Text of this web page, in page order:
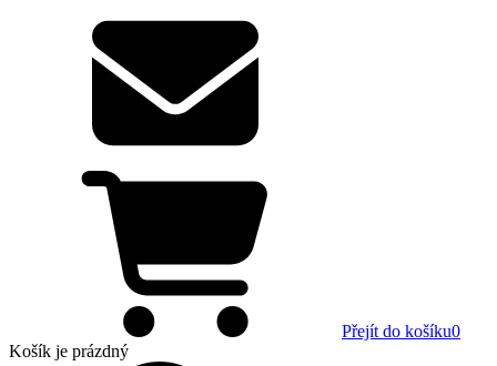
Přejít do košíku0
Košík je prázdný